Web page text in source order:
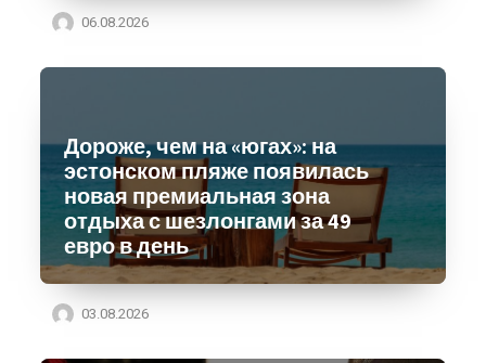
06.08.2026
Дороже, чем на «югах»: на
эстонском пляже появилась
новая премиальная зона
отдыха с шезлонгами за 49
евро в день
03.08.2026